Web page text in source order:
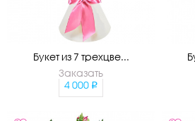
Букет из 7 трехцве...
Заказать
4 000